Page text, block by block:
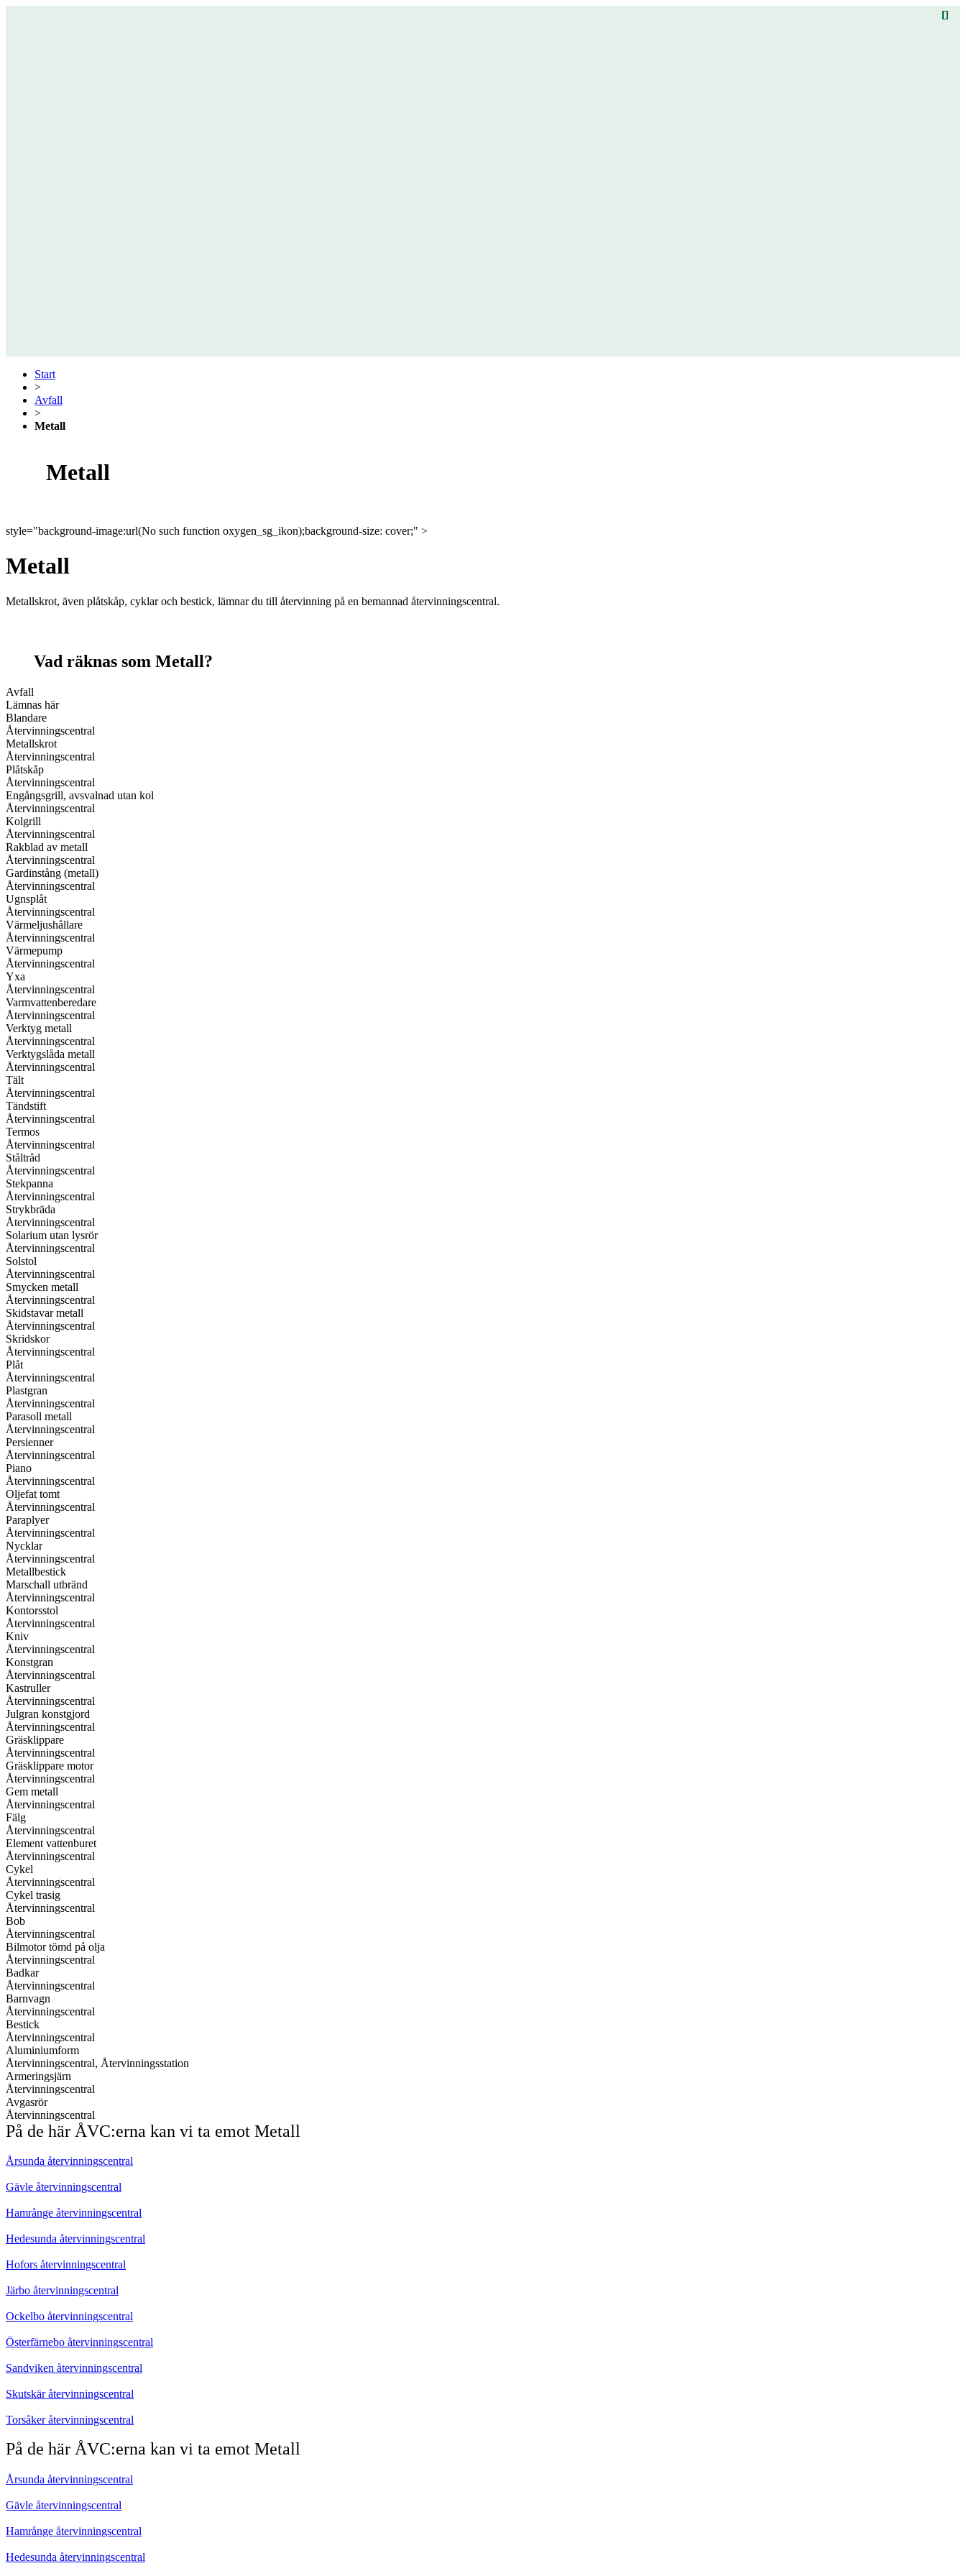
Start
>
Avfall
>
Metall
Metall
style="background-image:url(No such function oxygen_sg_ikon);background-size: cover;" >
Metall
Metallskrot, även plåtskåp, cyklar och bestick, lämnar du till återvinning på en bemannad återvinningscentral.
Vad räknas som Metall?
Avfall
Lämnas här
Blandare
Återvinningscentral
Metallskrot
Återvinningscentral
Plåtskåp
Återvinningscentral
Engångsgrill, avsvalnad utan kol
Återvinningscentral
Kolgrill
Återvinningscentral
Rakblad av metall
Återvinningscentral
Gardinstång (metall)
Återvinningscentral
Ugnsplåt
Återvinningscentral
Värmeljushållare
Återvinningscentral
Värmepump
Återvinningscentral
Yxa
Återvinningscentral
Varmvattenberedare
Återvinningscentral
Verktyg metall
Återvinningscentral
Verktygslåda metall
Återvinningscentral
Tält
Återvinningscentral
Tändstift
Återvinningscentral
Termos
Återvinningscentral
Ståltråd
Återvinningscentral
Stekpanna
Återvinningscentral
Strykbräda
Återvinningscentral
Solarium utan lysrör
Återvinningscentral
Solstol
Återvinningscentral
Smycken metall
Återvinningscentral
Skidstavar metall
Återvinningscentral
Skridskor
Återvinningscentral
Plåt
Återvinningscentral
Plastgran
Återvinningscentral
Parasoll metall
Återvinningscentral
Persienner
Återvinningscentral
Piano
Återvinningscentral
Oljefat tomt
Återvinningscentral
Paraplyer
Återvinningscentral
Nycklar
Återvinningscentral
Metallbestick
Marschall utbränd
Återvinningscentral
Kontorsstol
Återvinningscentral
Kniv
Återvinningscentral
Konstgran
Återvinningscentral
Kastruller
Återvinningscentral
Julgran konstgjord
Återvinningscentral
Gräsklippare
Återvinningscentral
Gräsklippare motor
Återvinningscentral
Gem metall
Återvinningscentral
Fälg
Återvinningscentral
Element vattenburet
Återvinningscentral
Cykel
Återvinningscentral
Cykel trasig
Återvinningscentral
Bob
Återvinningscentral
Bilmotor tömd på olja
Återvinningscentral
Badkar
Återvinningscentral
Barnvagn
Återvinningscentral
Bestick
Återvinningscentral
Aluminiumform
Återvinningscentral, Återvinningsstation
Armeringsjärn
Återvinningscentral
Avgasrör
Återvinningscentral
På de här ÅVC:erna kan vi ta emot Metall
Årsunda återvinningscentral
Gävle återvinningscentral
Hamrånge återvinningscentral
Hedesunda återvinningscentral
Hofors återvinningscentral
Järbo återvinningscentral
Ockelbo återvinningscentral
Österfärnebo återvinningscentral
Sandviken återvinningscentral
Skutskär återvinningscentral
Torsåker återvinningscentral
På de här ÅVC:erna kan vi ta emot Metall
Årsunda återvinningscentral
Gävle återvinningscentral
Hamrånge återvinningscentral
Hedesunda återvinningscentral